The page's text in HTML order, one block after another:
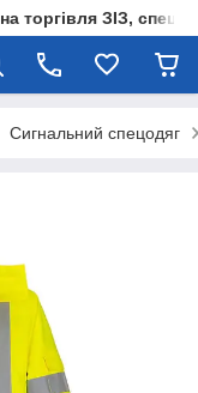
торгівля ЗІЗ,
Сигнальний спецодяг